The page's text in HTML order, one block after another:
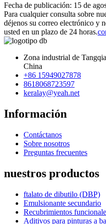
Fecha de publicación: 15 de
Para cualquier consulta sobre
déjenos su correo electrónico y
usted en un plazo de 24 horas.
Zona industrial de
China
+86 15949027878
8618068723597
keralay@yeah.net
Información
Contáctanos
Sobre nosotros
Preguntas frecuentes
nuestros productos
ftalato de dibutilo (DBP)
Emulsionante secundario
Recubrimientos
Aditivos para pinturas a